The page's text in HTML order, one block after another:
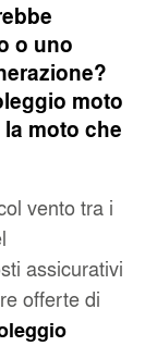
o uno
moto
moto che
vento tra i
assicurativi
offerte di